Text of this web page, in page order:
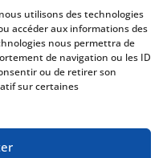
utilisons des technologies
accéder aux informations des
nous permettra de
de navigation ou les ID
ou de retirer son
sur certaines